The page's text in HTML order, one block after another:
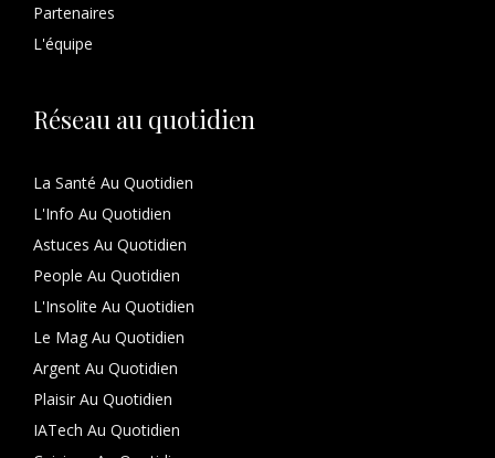
Partenaires
L'équipe
Réseau au quotidien
La Santé Au Quotidien
L'Info Au Quotidien
Astuces Au Quotidien
People Au Quotidien
L'Insolite Au Quotidien
Le Mag Au Quotidien
Argent Au Quotidien
Plaisir Au Quotidien
IATech Au Quotidien